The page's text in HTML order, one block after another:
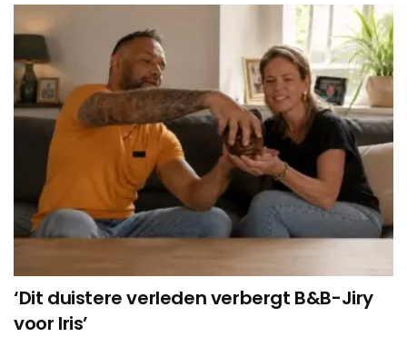
‘Dit duistere verleden verbergt B&B-Jiry
voor Iris’